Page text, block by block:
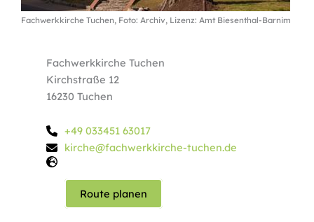
Fachwerkkirche Tuchen, Foto: Archiv, Lizenz: Amt Biesenthal-Barnim
Fachwerkkirche Tuchen
Kirchstraße 12
16230 Tuchen
+49 033451 63017
kirche@fachwerkkirche-tuchen.de
Route planen